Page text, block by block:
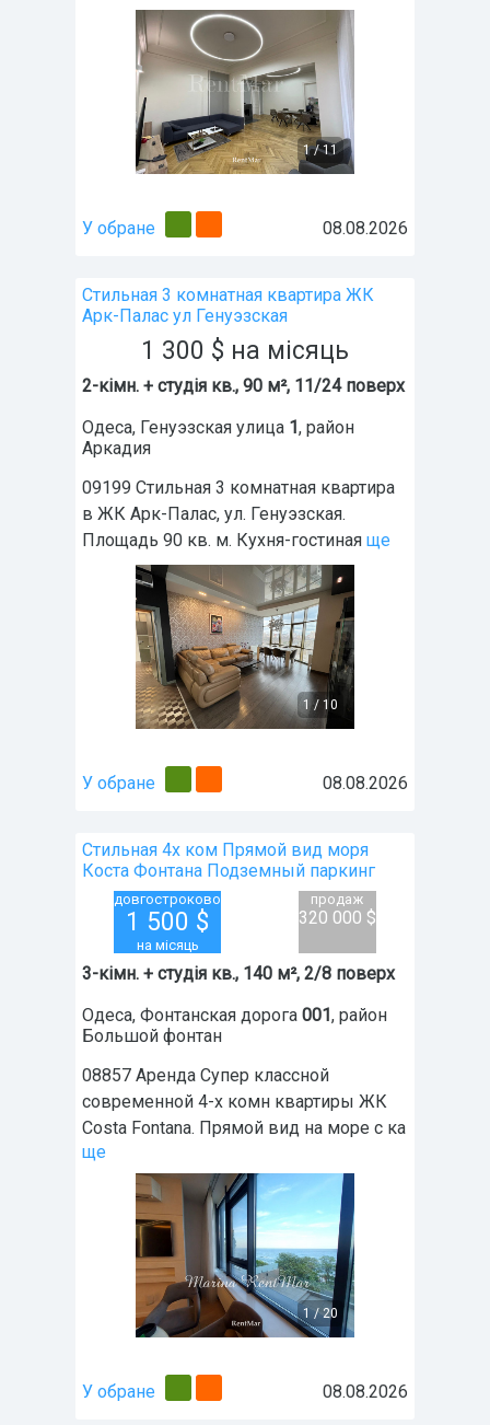
1/11
У обране 08.08.2026
Стильная 3 комнатная квартира ЖК
Арк-Палас ул Генуэзская
1 300 $ на місяць
2-кімн. + студія кв., 90 м², 11/24 поверх
Одеса, Генуэзская улица 1, район
Аркадия
09199 Стильная 3 комнатная квартира
в ЖК Арк-Палас, ул. Генуэзская.
Площадь 90 кв. м. Кухня-гостиная ще
1 / 10
У обране 08.08.2026
Стильная 4х ком Прямой вид моря
Коста Фонтана Подземный паркинг
довгостроково
1 500 $
на місяць
продаж
320 000 $
3-кімн. + студія кв., 140 м², 2/8 поверх
Одеса, Фонтанская дорога 001, район
Большой фонтан
08857 Аренда Супер классной
современной 4-х комн квартиры ЖК
Costa Fontana. Прямой вид на море с ка
ще
1/20
У обране 08.08.2026